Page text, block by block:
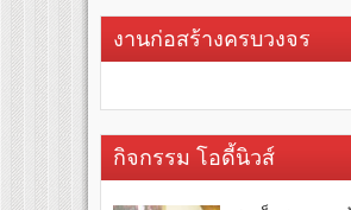
งานก่อสร้างครบวงจร
กิจกรรม โอดี้นิวส์